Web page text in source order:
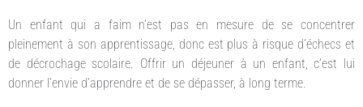
Un enfant qui a faim n’est pas en mesure de se concentrer
pleinement à son apprentissage, donc est plus à risque d’échecs et
de décrochage scolaire. Offrir un déjeuner à un enfant, c’est lui
donner l’envie d’apprendre et de se dépasser, à long terme.